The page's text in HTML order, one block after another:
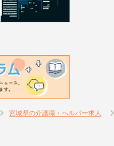
宮城県の介護職・ヘルパー求人